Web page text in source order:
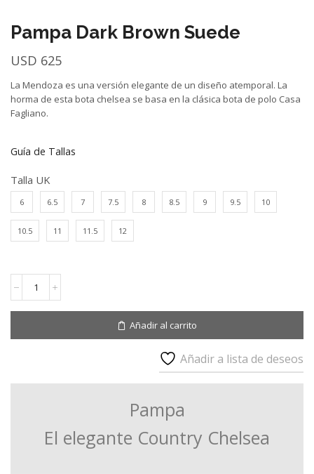
Pampa Dark Brown Suede
USD 625
La Mendoza es una versión elegante de un diseño atemporal. La
horma de esta bota chelsea se basa en la clásica bota de polo Casa
Fagliano.
Guía de Tallas
Talla UK
6 6.5 7 7.5 8 8.5 9 9.5 10
10.5 11 11.5 12
Dark
Brown
Añadir al carrito
Añadir a lista de deseos
Pampa
El elegante Country Chelsea